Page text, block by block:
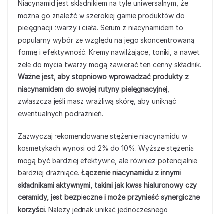
Niacynamid jest składnikiem na tyle uniwersalnym, że
można go znaleźć w szerokiej gamie produktów do
pielęgnacji twarzy i ciała. Serum z niacynamidem to
popularny wybór ze względu na jego skoncentrowaną
formę i efektywność. Kremy nawilżające, toniki, a nawet
żele do mycia twarzy mogą zawierać ten cenny składnik.
Ważne jest, aby stopniowo wprowadzać produkty z
niacynamidem do swojej rutyny pielęgnacyjnej
zwłaszcza jeśli masz wrażliwą skórę, aby uniknąć
ewentualnych podrażnień.
Zazwyczaj rekomendowane stężenie niacynamidu w
kosmetykach wynosi od 2% do 10%. Wyższe stężenia
mogą być bardziej efektywne, ale również potencjalnie
bardziej drażniące. Łączenie niacynamidu z innymi
składnikami aktywnymi, takimi jak kwas hialuronowy czy
ceramidy, jest bezpieczne i może przynieść synergiczne
korzyści. Należy jednak unikać jednoczesnego